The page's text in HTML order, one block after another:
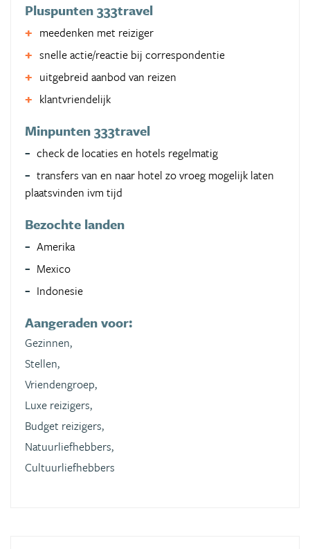
Pluspunten 333travel
meedenken met reiziger
snelle actie/reactie bij correspondentie
uitgebreid aanbod van reizen
klantvriendelijk
Minpunten 333travel
check de locaties en hotels regelmatig
transfers van en naar hotel zo vroeg mogelijk laten
plaatsvinden ivm tijd
Bezochte landen
Amerika
Mexico
Indonesie
Aangeraden voor:
Gezinnen,
Stellen,
Vriendengroep,
Luxe reizigers,
Budget reizigers,
Natuurliefhebbers,
Cultuurliefhebbers